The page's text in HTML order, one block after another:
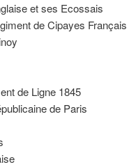
et ses Ecossais
de Cipayes Français
de Ligne 1845
de Paris